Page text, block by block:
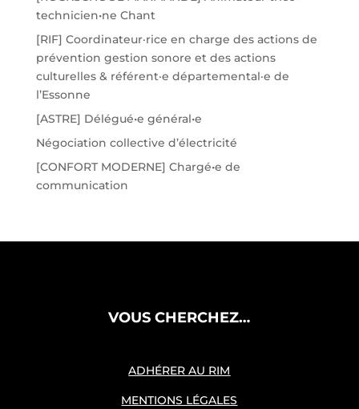
technicien•ne Chant
[RIF] Coordinateur·rice en charge des actions de
prévention gestion sonore et des actions
culturelles & référent·e départemental·e de
l’Essonne
[ASTRE] Délégué•e général•e
Négociation collective d’électricité
[CONFORT MODERNE] Chargé•e de
communication
VOUS CHERCHEZ…
ADHÉRER AU RIM
MENTIONS LÉGALES